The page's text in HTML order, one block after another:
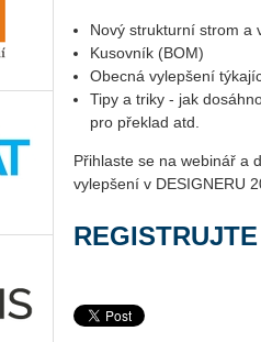
Nový struk­tur­ní strom a
Ku­sov­ník (BOM)
Obec­ná vy­lep­še­ní
Tipy a triky - jak
pro pře­klad atd.
Při­hlas­te se na webi­nář a
vy­lep­še­ní v DE­SIGNE­RU